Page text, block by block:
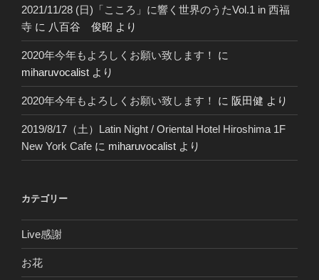
2021/11/28 (日)「こころ」に響く世界のうたVol.1 in 西福
寺 に 八百谷 俊昭 より
2020年今年もよろしくお願い致します！
に
miharuvocalist より
2020年今年もよろしくお願い致します！ に 阪田健 より
2019/8/17（土）Latin Night / Oriental Hotel Hiroshima 1F
New York Cafe に miharuvocalist より
カテゴリー
Live感謝
お花